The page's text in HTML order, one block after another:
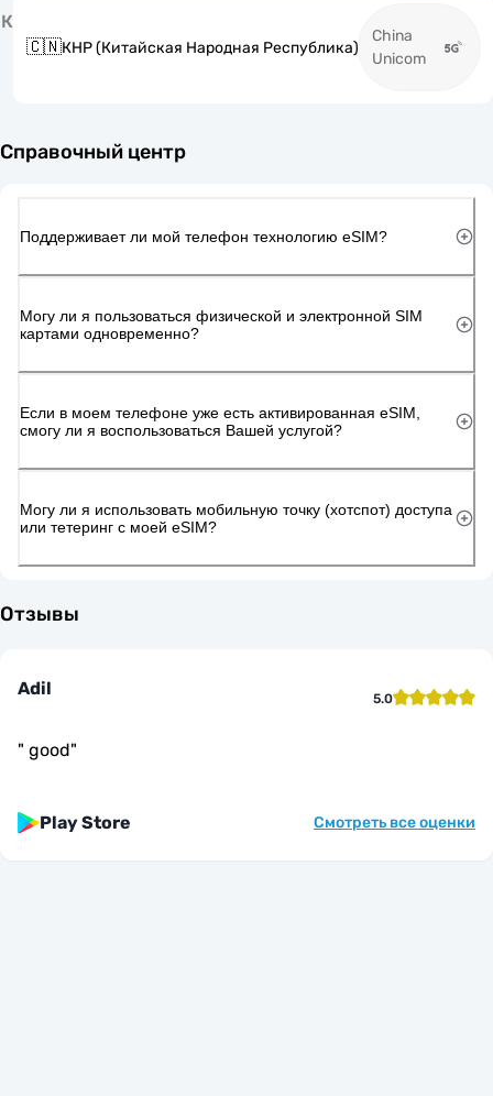
К
🇨🇳КНР (Китайская Народная Республика)
China
Unicom
Справочный центр
Поддерживает ли мой телефон технологию eSIM?
Могу ли я пользоваться физической и электронной SIM
картами одновременно?
Если в моем телефоне уже есть активированная eSIM,
смогу ли я воспользоваться Вашей услугой?
Могу ли я использовать мобильную точку (хотспот) доступа
или тетеринг с моей eSIM?
Отзывы
Adil 5.0
" good"
Play Store Смотреть все оценки